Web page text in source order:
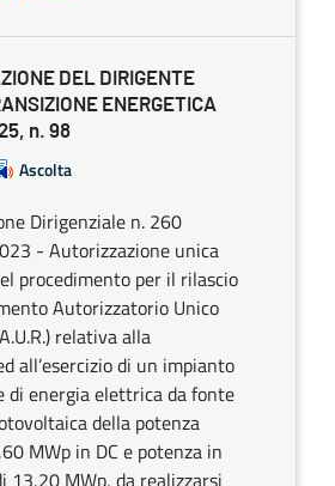
DEL DIRIGENTE
ENERGETICA
n. 98
Ascolta
Dirigenziale n. 260
- Autorizzazione unica
procedimento per il rilascio
Autorizzatorio Unico
relativa alla
all’esercizio di un impianto
di energia elettrica da fonte
della potenza
MWp in DC e potenza in
13,20 MWp, da realizzarsi